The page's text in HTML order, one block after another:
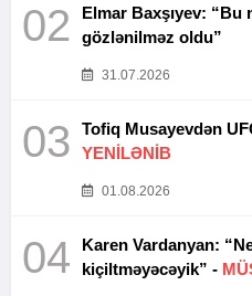
02
Elmar Baxşıyev: “Bu
gözlənilməz oldu”
31.07.2026
03
YENİLƏNİB
01.08.2026
04
Karen Vardanyan:
kiçiltməyəcəyik” -